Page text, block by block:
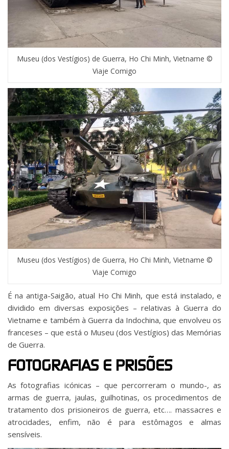
Museu (dos Vestígios) de Guerra, Ho Chi Minh, Vietname ©
Viaje Comigo
Museu (dos Vestígios) de Guerra, Ho Chi Minh, Vietname ©
Viaje Comigo
É na antiga-Saigão, atual Ho Chi Minh, que está instalado, e
dividido em diversas exposições – relativas à Guerra do
Vietname e também à Guerra da Indochina, que envolveu os
franceses – que está o Museu (dos Vestígios) das Memórias
de Guerra.
FOTOGRAFIAS E PRISÕES
As fotografias icónicas – que percorreram o mundo-, as
armas de guerra, jaulas, guilhotinas, os procedimentos de
tratamento dos prisioneiros de guerra, etc…. massacres e
atrocidades, enfim, não é para estômagos e almas
sensíveis.